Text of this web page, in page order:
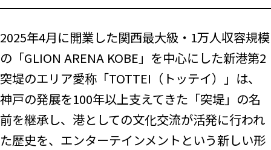
2025年4月に開業した関西最大級・1万人収容規模
の「GLION ARENA KOBE」を中心にした新港第2
突堤のエリア愛称「TOTTEI（トッテイ）」は、
神戸の発展を100年以上支えてきた「突堤」の名
前を継承し、港としての文化交流が活発に行われ
た歴史を、エンターテインメントという新しい形